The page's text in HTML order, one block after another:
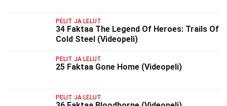
PELIT JA LELUT
34 Faktaa The Legend Of Heroes: Trails Of
Cold Steel (Videopeli)
PELIT JA LELUT
25 Faktaa Gone Home (Videopeli)
PELIT JA LELUT